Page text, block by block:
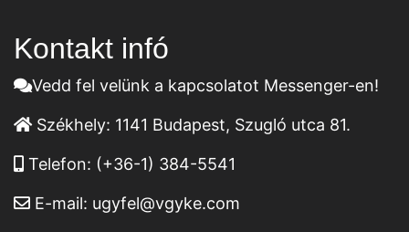
Kontakt infó
Vedd fel velünk a kapcsolatot Messenger-en!
Székhely: 1141 Budapest, Szugló utca 81.
Telefon: (+36-1) 384-5541
E-mail: ugyfel@vgyke.com